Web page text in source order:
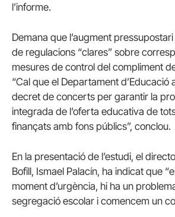
l’informe.
Demana que l’augment
de regulacions “clares” sobre
mesures de control del compliment
“Cal que el Departament d’Educació
decret de concerts per garantir la
integrada de l’oferta educativa de
finançats amb fons públics”, conclou.
En la presentació de l’estudi, el
Bofill, Ismael Palacín, ha indicat que
moment d’urgència, hi ha un
segregació escolar i comencem un